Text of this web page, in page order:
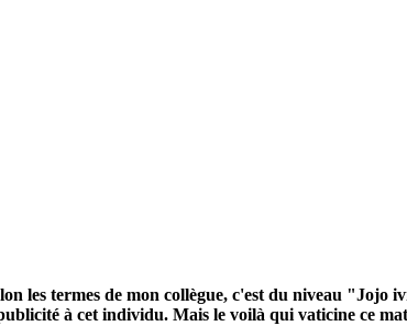
les termes de mon collègue, c'est du niveau "Jojo
à cet individu. Mais le voilà qui vaticine ce